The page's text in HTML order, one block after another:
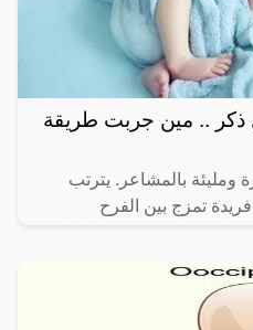
ذكر .. مين جربت طريقة
ومليئة بالمشاعر. يترتب
تمزج بين الفرح